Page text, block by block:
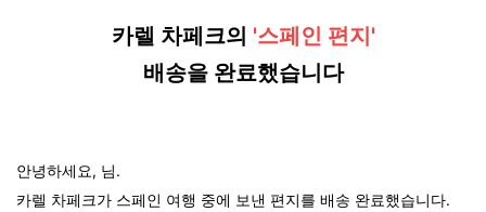
카렐 차페크의 '스페인 편지'
배송을 완료했습니다
안녕하세요, 님.
카렐 차페크가 스페인 여행 중에 보낸 편지를 배송 완료했습니다.